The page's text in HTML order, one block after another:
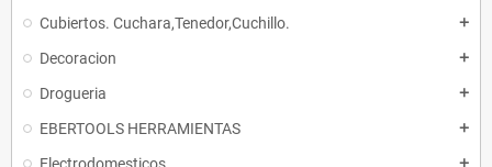
Cubiertos. Cuchara,Tenedor,Cuchillo. add
Decoracion add
Drogueria add
EBERTOOLS HERRAMIENTAS add
Electrodomesticos add